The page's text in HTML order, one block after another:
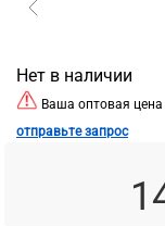
Нет в наличии
Ваша оптовая
отправьте запрос